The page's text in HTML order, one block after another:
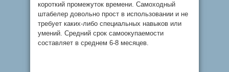
короткий промежуток времени. Самоходный
штабелер довольно прост в использовании и не
требует каких-либо специальных навыков или
умений. Средний срок самоокупаемости
составляет в среднем 6-8 месяцев.